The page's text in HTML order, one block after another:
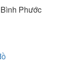
Phước